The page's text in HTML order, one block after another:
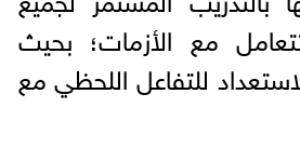
مع الأزمات؛ بحيث
للتفاعل اللحظي مع